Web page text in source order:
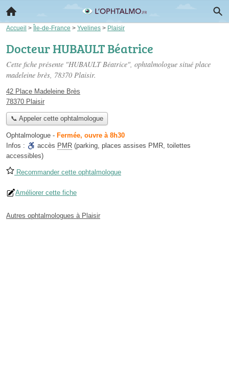
Accueil > Île-de-France > Yvelines > Plaisir
Docteur HUBAULT Béatrice
Cette fiche présente "HUBAULT Béatrice", ophtalmologue situé place
madeleine brès, 78370 Plaisir.
42 Place Madeleine Brès
78370 Plaisir
📞 Appeler cette ophtalmologue
Ophtalmologue - Fermée, ouvre à 8h30
Infos :
accès PMR (parking, places assises PMR, toilettes
accessibles)
Recommander cette ophtalmologue
Améliorer cette fiche
Autres ophtalmologues à Plaisir